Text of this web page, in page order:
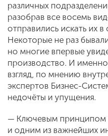
различных
разобрав все восемь
отправились искать их
Некоторые не раз
но многие впервые
производство. И
взгляд, по мнению
экспертов Бизнес-
недочёты и упущения.
— Ключевым принципом
и одним из важнейших